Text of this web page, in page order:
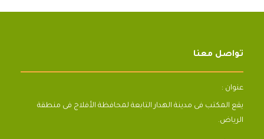
تواصل معنا
عنوان :
يقع المكتب فى مدينة الهدار التابعة لمحافظة الأفلاج فى منطقة
الرياض.